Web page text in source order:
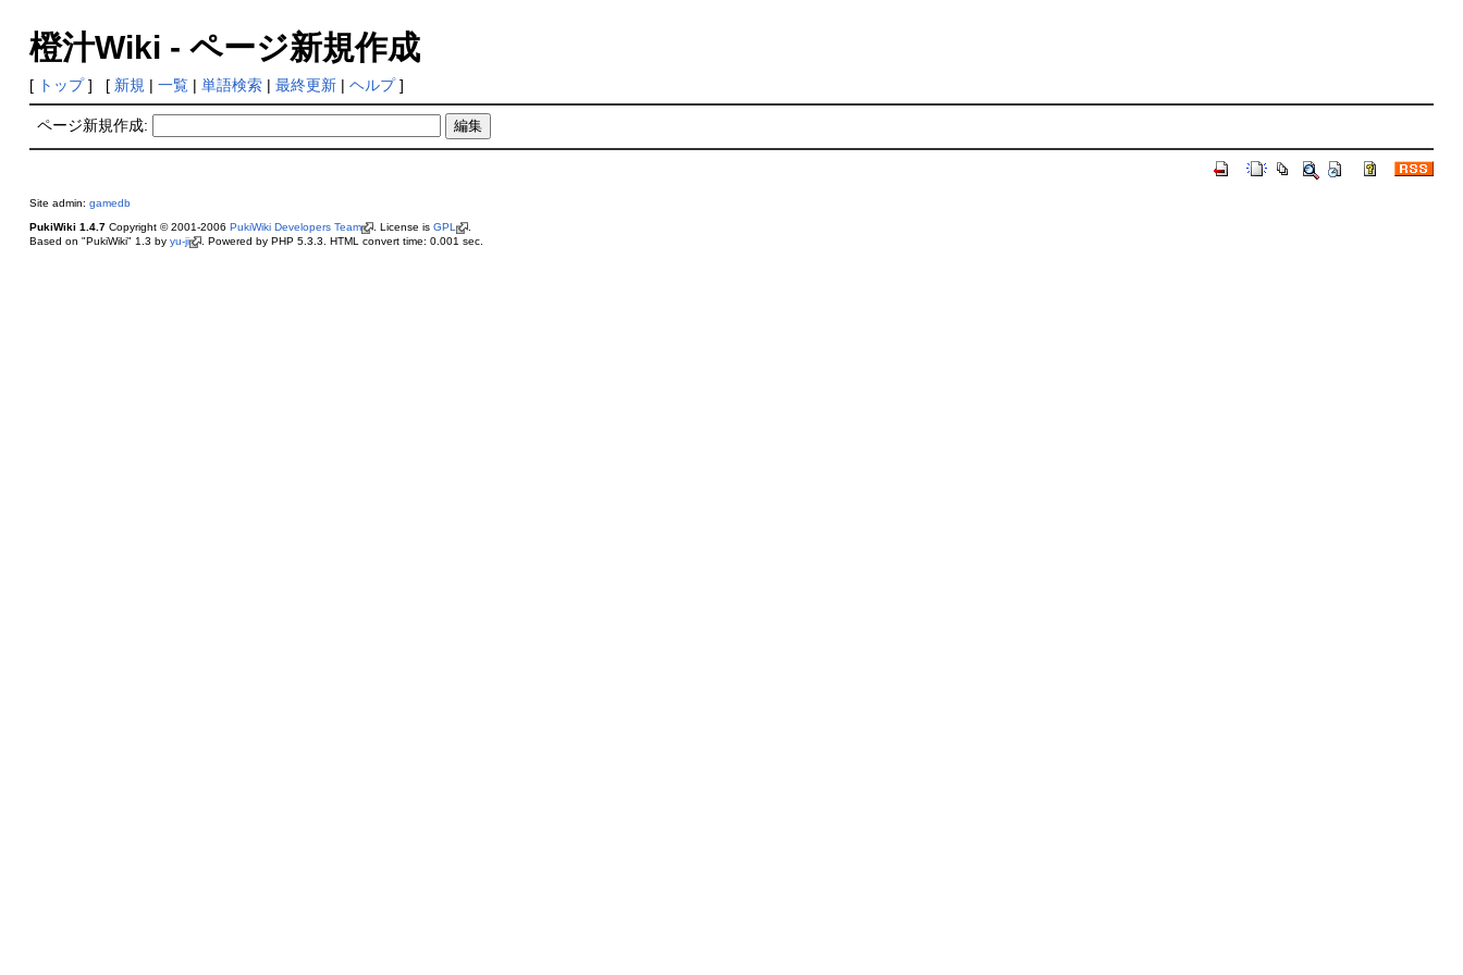
橙汁Wiki - ページ新規作成
[ トップ] [ 新規 | 一覧| 単語検索| 最終更新| ヘルプ]
ページ新規作成:
Site admin: gamedb
PukiWiki 1.4.7Copyright © 2001-2006 PukiWiki Developers Team . License is GPL
.
Based on "PukiWiki" 1.3 by yu-ji . Powered by PHP 5.3.3. HTML convert time: 0.001 sec.